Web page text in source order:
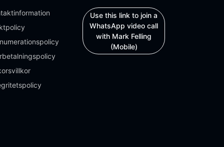
Use this link to join a
WhatsApp video call
with Mark Felling
(Mobile)